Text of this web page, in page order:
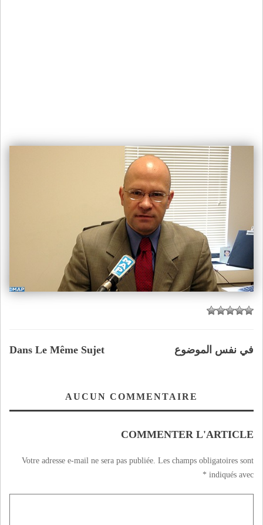
Dans Le Même Sujet في نفس الموضوع
AUCUN COMMENTAIRE
COMMENTER L'ARTICLE
Votre adresse e-mail ne sera pas publiée. Les champs obligatoires sont
indiqués avec
*